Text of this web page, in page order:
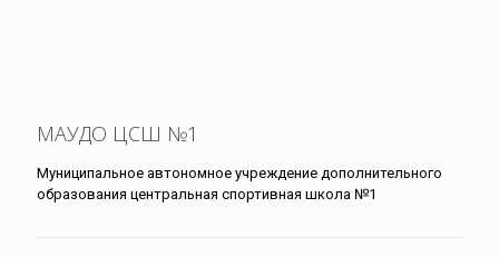
МАУДО ЦСШ №1
Муниципальное автономное учреждение дополнительного
образования центральная спортивная школа №1